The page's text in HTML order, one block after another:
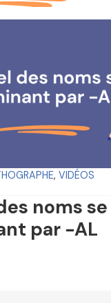
, VIDÉOS
noms se
par -AL